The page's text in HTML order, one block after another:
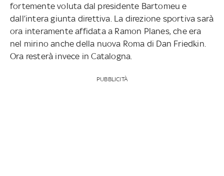
fortemente voluta dal presidente Bartomeu e
dall’intera giunta direttiva. La direzione sportiva sarà
ora interamente affidata a Ramon Planes, che era
nel mirino anche della nuova Roma di Dan Friedkin.
Ora resterà invece in Catalogna.
PUBBLICITÀ